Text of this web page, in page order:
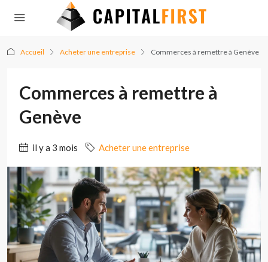
Accueil Acheter une entreprise Commerces à remettre à Genève
Commerces à remettre à
Genève
il y a 3 mois Acheter une entreprise